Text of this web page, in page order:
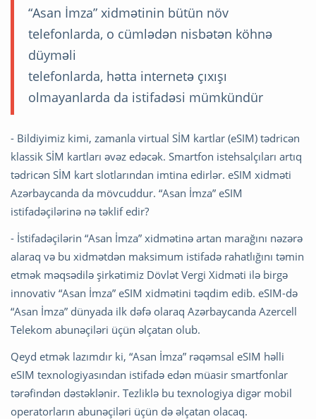
“Asan İmza” xidmətinin bütün növ
telefonlarda, o cümlədən nisbətən köhnə
düyməli
telefonlarda, hətta internetə çıxışı
olmayanlarda da istifadəsi mümkündür
- Bildiyimiz kimi, zamanla virtual SİM kartlar (eSIM) tədricən
klassik SİM kartları əvəz edəcək. Smartfon istehsalçıları artıq
tədricən SİM kart slotlarından imtina edirlər. eSIM xidməti
Azərbaycanda da mövcuddur. “Asan İmza” eSIM
istifadəçilərinə nə təklif edir?
- İstifadəçilərin “Asan İmza” xidmətinə artan marağını nəzərə
alaraq və bu xidmətdən maksimum istifadə rahatlığını təmin
etmək məqsədilə şirkətimiz Dövlət Vergi Xidməti ilə birgə
innovativ “Asan İmza” eSIM xidmətini təqdim edib. eSIM-də
“Asan İmza” dünyada ilk dəfə olaraq Azərbaycanda Azercell
Telekom abunəçiləri üçün əlçatan olub.
Qeyd etmək lazımdır ki, “Asan İmza” rəqəmsal eSIM həlli
eSIM texnologiyasından istifadə edən müasir smartfonlar
tərəfindən dəstəklənir. Tezliklə bu texnologiya digər mobil
operatorların abunəçiləri üçün də əlçatan olacaq.